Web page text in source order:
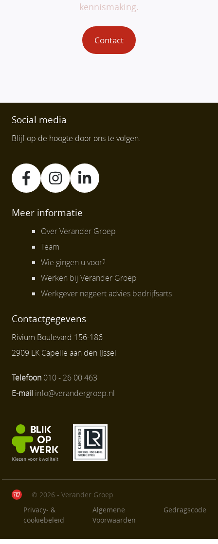
kennismaking.
Contact
Social media
Blijf op de hoogte door ons te volgen.
Meer informatie
Over Verander Groep
Team
Wie gingen u voor?
Werken bij Verander Groep
Werkgever negeert advies bedrijfsarts
Contactgegevens
Rivium Boulevard 156-186
2909 LK Capelle aan den IJssel
Telefoon 010 - 26 00 463
E-mail info@verandergroep.nl
© 2026 - Verander Groep
Privacy- &
cookiebeleid
Algemene
Voorwaarden
Gedragscode